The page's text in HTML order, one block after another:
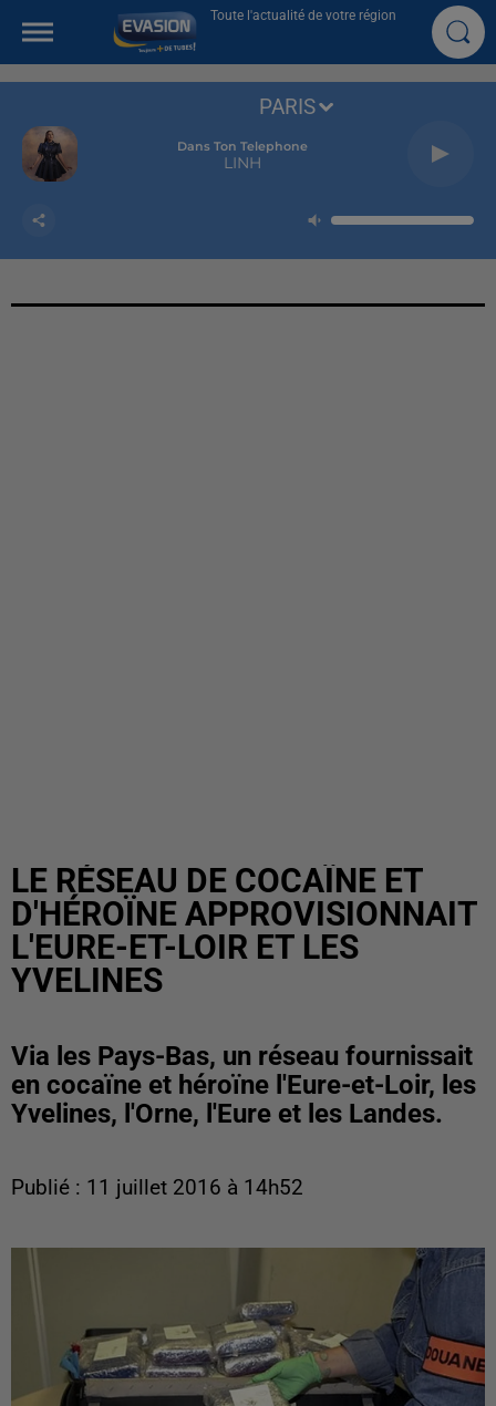
Toute l'actualité de votre région
Dans Ton Telephone
LINH
PARIS
LE RÉSEAU DE COCAÏNE ET
D'HÉROÏNE APPROVISIONNAIT
L'EURE-ET-LOIR ET LES
YVELINES
Via les Pays-Bas, un réseau fournissait
en cocaïne et héroïne l'Eure-et-Loir, les
Yvelines, l'Orne, l'Eure et les Landes.
Publié : 11 juillet 2016 à 14h52